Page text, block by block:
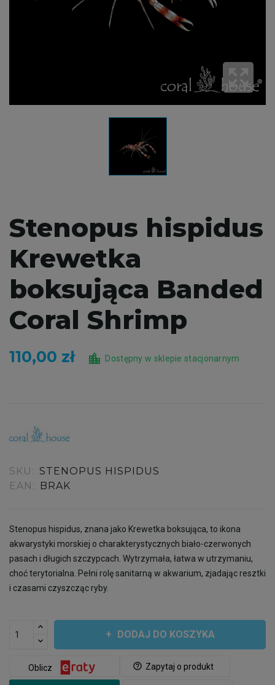
Stenopus hispidus
Krewetka
boksująca Banded
Coral Shrimp
110,00 zł location_city Dostępny w sklepie stacjonarnym
SKU: STENOPUS HISPIDUS
EAN:
BRAK
Stenopus hispidus, znana jako Krewetka boksująca, to ikona
akwarystyki morskiej o charakterystycznych biało-czerwonych
pasach i długich szczypcach. Wytrzymała, łatwa w utrzymaniu,
choć terytorialna. Pełni rolę sanitarną w akwarium, zjadając resztki
i czasami czyszcząc ryby.
DODAJ DO KOSZYKA
help_outline Zapytaj o produkt
Oblicz